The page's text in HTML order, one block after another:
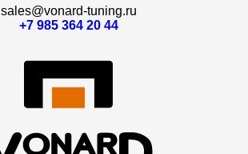
sales@vonard-tuning.ru
+7 985 364 20 44